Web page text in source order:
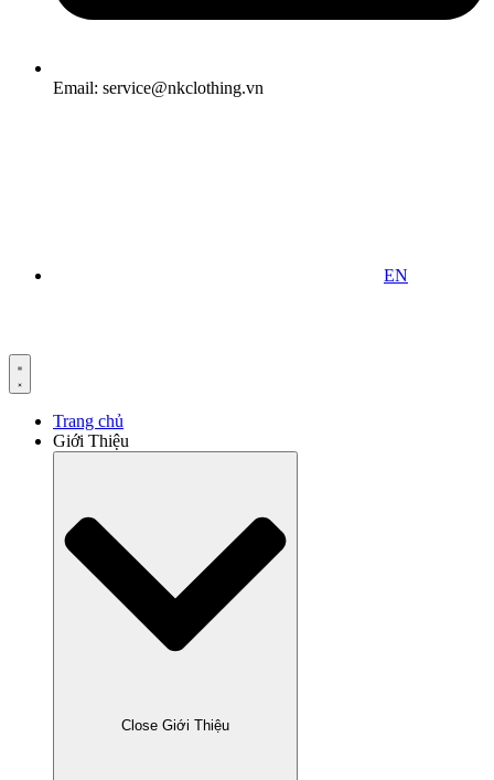
Email: service@nkclothing.vn
EN
Trang chủ
Giới Thiệu
Close Giới Thiệu